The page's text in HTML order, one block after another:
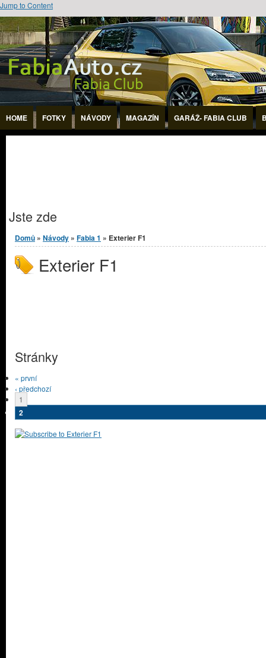
Jump to Content
HOME FOTKY NÁVODY MAGAZÍN GARÁŽ- FABIA CLUB
Jste zde
Domů » Návody » Fabia 1 » Exterier F1
Exterier F1
Stránky
« první
‹ předchozí
1
2